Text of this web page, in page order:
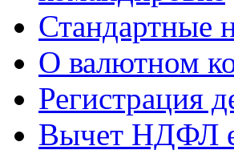
Стандартные
О валютном
Регистрация
Вычет НДФЛ